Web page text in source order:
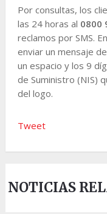
Por consultas, los
las 24 horas al 0800
reclamos por SMS.
enviar un mensaje
un espacio y los 9
de Suministro (NIS)
del logo.
Tweet
NOTICIAS